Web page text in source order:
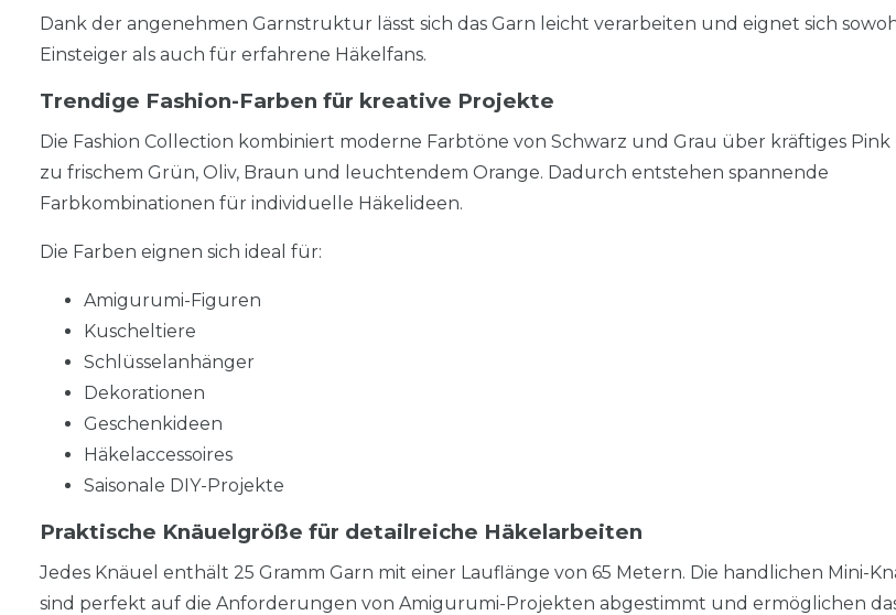
Dank der angenehmen Garnstruktur lässt sich das Garn leicht verarbeiten und eignet sich
Einsteiger als auch für erfahrene Häkelfans.
Trendige Fashion-Farben für kreative Projekte
Die Fashion Collection kombiniert moderne Farbtöne von Schwarz und Grau über kräftiges Pink
zu frischem Grün, Oliv, Braun und leuchtendem Orange. Dadurch entstehen spannende
Farbkombinationen für individuelle Häkelideen.
Die Farben eignen sich ideal für:
Amigurumi-Figuren
Kuscheltiere
Schlüsselanhänger
Dekorationen
Geschenkideen
Häkelaccessoires
Saisonale DIY-Projekte
Praktische Knäuelgröße für detailreiche Häkelarbeiten
Jedes Knäuel enthält 25 Gramm Garn mit einer Lauflänge von 65 Metern. Die handlichen Mini-
sind perfekt auf die Anforderungen von Amigurumi-Projekten abgestimmt und ermöglichen